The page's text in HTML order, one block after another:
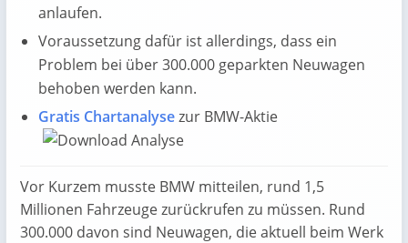
anlaufen.
Voraussetzung dafür ist allerdings, dass ein
Problem bei über 300.000 geparkten Neuwagen
behoben werden kann.
Gratis Chartanalysezur BMW-Aktie
Vor Kurzem musste BMW mitteilen, rund 1,5
Millionen Fahrzeuge zurückrufen zu müssen. Rund
300.000 davon sind Neuwagen, die aktuell beim Werk